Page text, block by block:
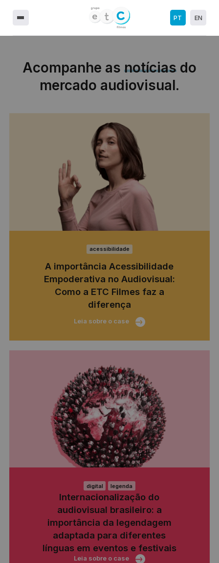
PT EN
Acompanhe as notícias do
mercado audiovisual.
acessibilidade
A importância Acessibilidade
Empoderativa no Audiovisual:
Como a ETC Filmes faz a
diferença
Leia sobre o case
digital legenda
Internacionalização do
audiovisual brasileiro: a
importância da legendagem
adaptada para diferentes
línguas em eventos e festivais
Leia sobre o case